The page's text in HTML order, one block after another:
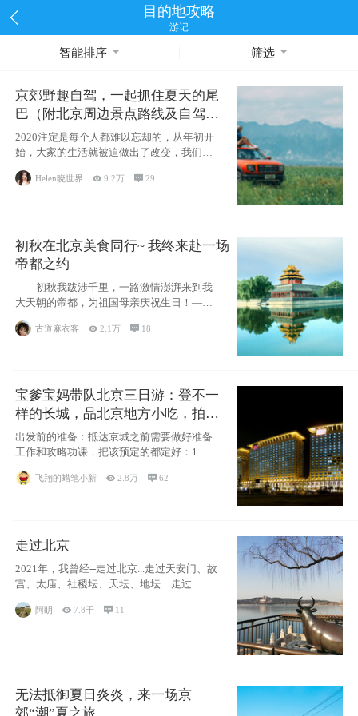
目的地攻略
游记
智能排序 筛选
京郊野趣自驾，一起抓住夏天的尾
巴（附北京周边景点路线及自驾攻
略）
2020注定是每个人都难以忘却的，从年初开
始，大家的生活就被迫做出了改变，我们也
不例外。本来双双辞职是为
Helen晓世界 9.2万 29
初秋在北京美食同行~ 我终来赴一场
帝都之约
初秋我跋涉千里，一路激情澎湃来到我
大天朝的帝都，为祖国母亲庆祝生日！——
古道麻衣客 2.1万  18
宝爹宝妈带队北京三日游：登不一
样的长城，品北京地方小吃，拍盘
古七星夜景！
出发前的准备：抵达京城之前需要做好准备
工作和攻略功课，把该预定的都定好：1. 酒
飞翔的蜡笔小新 2.8万 62
走过北京
2021年，我曾经--走过北京...走过天安门、故
宫、太庙、社稷坛、天坛、地坛…走过
阿眀 7.8千  11
无法抵御夏日炎炎，来一场京